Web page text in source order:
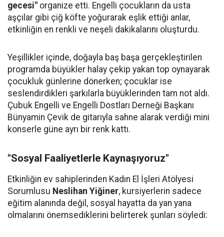
gecesi" organize etti. Engelli çocukların da usta
aşçılar gibi çiğ köfte yoğurarak eşlik ettiği anlar,
etkinliğin en renkli ve neşeli dakikalarını oluşturdu.
Yeşillikler içinde, doğayla baş başa gerçekleştirilen
programda büyükler halay çekip yakan top oynayarak
çocukluk günlerine dönerken; çocuklar ise
seslendirdikleri şarkılarla büyüklerinden tam not aldı.
Çubuk Engelli ve Engelli Dostları Derneği Başkanı
Bünyamin Çevik de gitarıyla sahne alarak verdiği mini
konserle güne ayrı bir renk kattı.
"Sosyal Faaliyetlerle Kaynaşıyoruz"
Etkinliğin ev sahiplerinden Kadın El İşleri Atölyesi
Sorumlusu Neslihan Yiğiner, kursiyerlerin sadece
eğitim alanında değil, sosyal hayatta da yan yana
olmalarını önemsediklerini belirterek şunları söyledi: